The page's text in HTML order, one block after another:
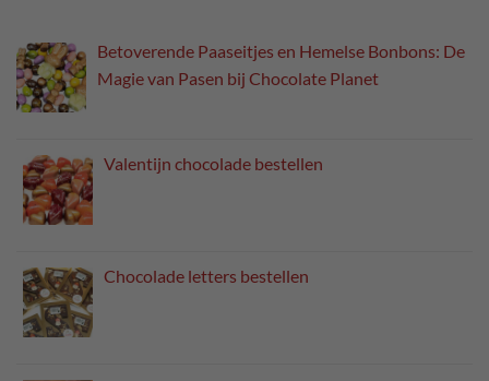
Betoverende Paaseitjes en Hemelse Bonbons: De
Magie van Pasen bij Chocolate Planet
Valentijn chocolade bestellen
Chocolade letters bestellen